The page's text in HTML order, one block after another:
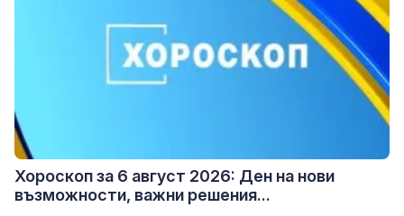
Хороскоп за 6 август 2026: Ден на нови
възможности, важни решения...